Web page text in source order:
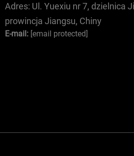
Adres: Ul. Yuexiu nr 7, dzielnica
prowincja Jiangsu, Chiny
E-mail: [email protected]